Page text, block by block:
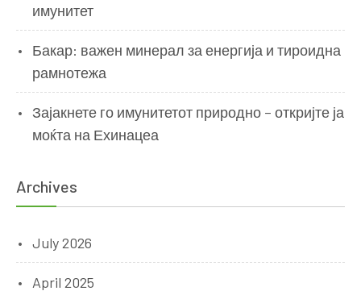
имунитет
Бакар: важен минерал за енергија и тироидна
рамнотежа
Зајакнете го имунитетот природно – откријте ја
моќта на Ехинацеа
Archives
July 2026
April 2025